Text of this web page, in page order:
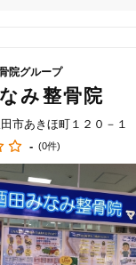
院グループ
み整骨院
市あきほ町１２０－
- (0件)